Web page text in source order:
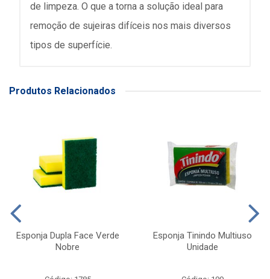
de limpeza. O que a torna a solução ideal para
remoção de sujeiras difíceis nos mais diversos
tipos de superfície.
Produtos Relacionados
Esponja Dupla Face Verde
Nobre
Esponja Tinindo Multiuso
Unidade